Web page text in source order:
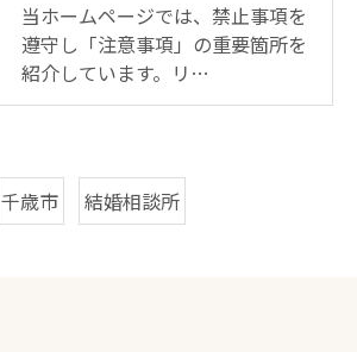
当ホームページでは、禁止事項を
遵守し「注意事項」の重要箇所を
紹介しています。リ…
千歳市 結婚相談所